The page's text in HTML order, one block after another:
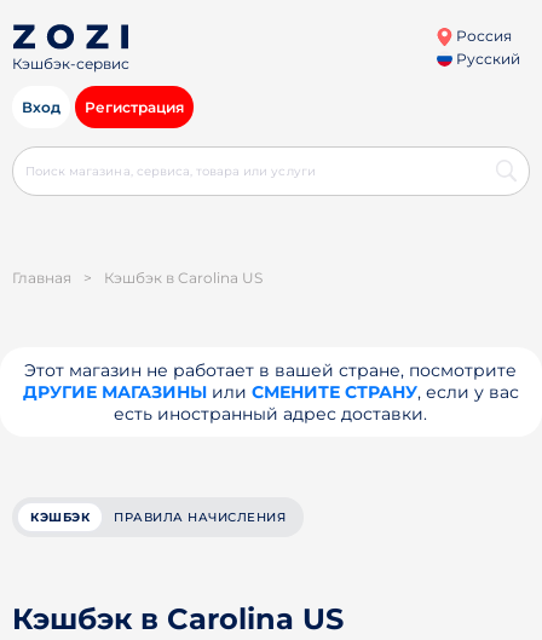
Кэшбэк-сервис
Россия
Русский
Вход Регистрация
Главная > Кэшбэк в Carolina US
Этот магазин не работает в вашей стране, посмотрите
ДРУГИЕ МАГАЗИНЫили СМЕНИТЕ СТРАНУ, если у вас
есть иностранный адрес доставки.
КЭШБЭК ПРАВИЛА НАЧИСЛЕНИЯ
Кэшбэк в Carolina US